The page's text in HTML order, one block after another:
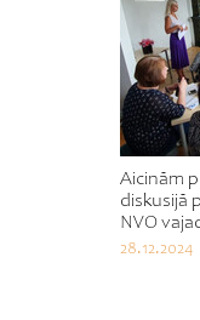
Aicinām
diskusijā
NVO
28.12.2024